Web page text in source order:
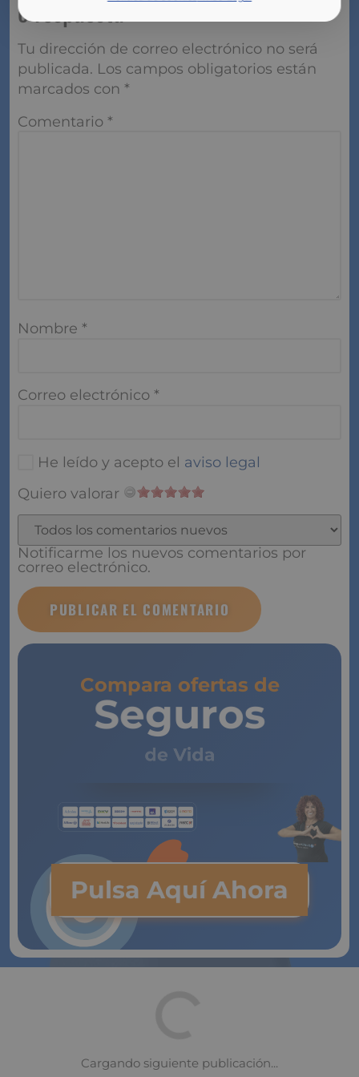
o respuesta
Tu dirección de correo electrónico no será
publicada. Los campos obligatorios están
marcados con *
Comentario *
Nombre *
Correo electrónico *
He leído y acepto el aviso legal
Quiero valorar
Notificarme los nuevos comentarios por
correo electrónico.
Compara ofertas de
Seguros
de Vida
Pulsa Aquí Ahora